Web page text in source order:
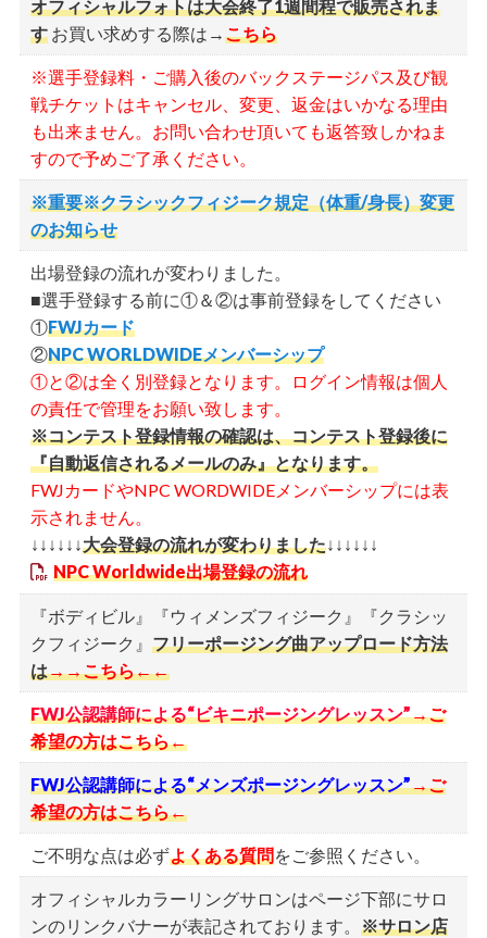
ら会場入りしてください。
自身で塗るカラー・オイルは禁止です（ワセリン
を主成分とする商品も禁止）。
会場内では素肌で床に座ったり壁に手を着いたり
しないでください（施設を汚損した場合、クリー
ニング代を請求する可能性があります）。
コンテスト当日の注意事項
選手集合時間を厳守してください（遅刻者は受付でき
ない場合があります）。
ゼッケンバッジ配布や測定等の選手受付は開催日当日
の朝に実施します。
ゴミの各自持ち帰りをお願いします。
会場内は全面禁煙です。
ダンベル持ち込みは禁止です。また、必要以上のスペ
ースを使う器具の持ち込みはご遠慮ください。
コンテスト運営を妨害する行為やスポーツマンシップ
を逸脱した行為は退場処分となる可能性があります。
貴重品管理は個人の責任でお願いします。会場内での
盗難・紛失・破損等の責任は負いかねます。
動画撮影に関して
許可される機器：スマートフォン・タブレット端末の
みです。
象ですが、カメラ本体と一体になっている機材（カム
コーダー型ジンバルなど）は禁止対象となります。
禁止事項：
ライブ配信（商標権に抵触します）
一脚・三脚を使用した撮影
オフィシャルフォトは大会終了1週間程で販売されま
すお買い求めする際は→こちら
※選手登録料・ご購入後のバックステージパス及び観
戦チケットはキャンセル、変更、返金はいかなる理由
も出来ません。お問い合わせ頂いても返答致しかねま
すので予めご了承ください。
※重要※クラシックフィジーク規定（体重/身長）変更
のお知らせ
出場登録の流れが変わりました。
■選手登録する前に①＆②は事前登録をしてください
①FWJカード
②NPC WORLDWIDEメンバーシップ
①と②は全く別登録となります。ログイン情報は個人
の責任で管理をお願い致します。
※コンテスト登録情報の確認は、コンテスト登録後に
『自動返信されるメールのみ』となります。
FWJカードやNPC WORDWIDEメンバーシップには表
示されません。
↓↓↓↓↓↓大会登録の流れが変わりました↓↓↓↓↓↓
NPC Worldwide出場登録の流れ
『ボディビル』『ウィメンズフィジーク』『クラシッ
クフィジーク』 フリーポージング曲アップロード方法
は→→こちら←←
FWJ公認講師による“ビキニポージングレッスン”→ご
希望の方はこちら←
FWJ公認講師による“メンズポージングレッスン”→ご
希望の方はこちら←
ご不明な点は必ずよくある質問をご参照ください。
オフィシャルカラーリングサロンはページ下部にサロ
ンのリンクバナーが表記されております。 ※サロン店